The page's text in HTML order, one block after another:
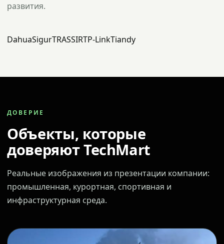
развития.
DahuaSigurTRASSIRTP-LinkTiandy
ДОВЕРИЕ
Объекты, которые
доверяют TechMart
Реальные изображения из презентации компании:
промышленная, курортная, спортивная и
инфраструктурная среда.